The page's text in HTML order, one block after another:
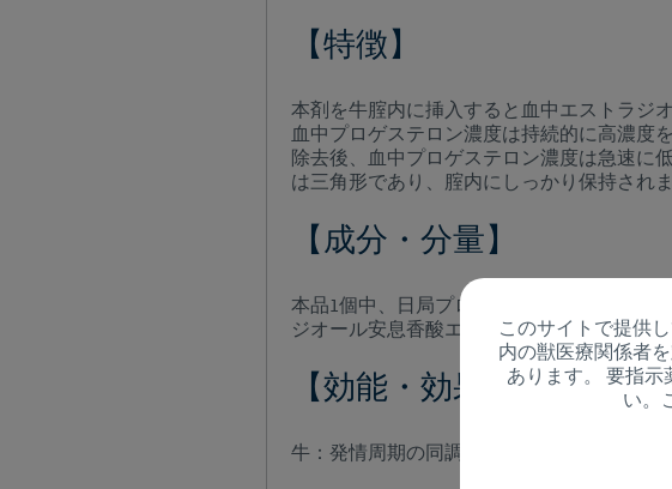
You are
country.
このサイトで提供
内の獣医療関係者
あります。 要指
い。
【特徴】
本剤を牛腟内に挿入すると血中エストラジ
血中プロゲステロン濃度は持続的に高濃度を
除去後、血中プロゲステロン濃度は急速に
は三角形であり、腟内にしっかり保持されま
【成分・分量】
本品1個中、日局プロゲステロン1.55g（ト
ジオール安息香酸エステル10mg（カプセル
【効能・効果】
牛：発情周期の同調